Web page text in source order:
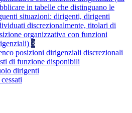
in tabelle che distinguano le
situazioni: dirigenti, dirigenti
discrezionalmente, titolari di
organizzativa con funzioni
3
posizioni dirigenziali discrezionali
di funzione disponibili
dirigenti